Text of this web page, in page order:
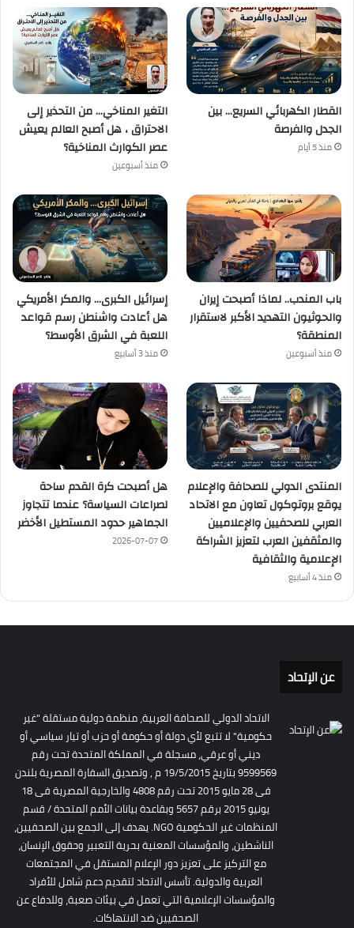
القطار الكهربائي السريع… بين
الجدل والفرصة
منذ 5 أيام
التغير المناخي… من التحذير إلى
الاحتراق ، هل أصبح العالم يعيش
عصر الكوارث المناخية؟
منذ أسبوعين
باب المندب.. لماذا أصبحت إيران
والحوثيون التهديد الأكبر لاستقرار
المنطقة؟
منذ أسبوعين
إسرائيل الكبرى… والمكر الأمريكي
هل أعادت واشنطن رسم قواعد
اللعبة في الشرق الأوسط؟
منذ 3 أسابيع
المنتدى الدولي للصحافة والإعلام
يوقع بروتوكول تعاون مع الاتحاد
العربي للصحفيين والإعلاميين
والمثقفين العرب لتعزيز الشراكة
الإعلامية والثقافية
منذ 4 أسابيع
هل أصبحت كرة القدم ساحة
لصراعات السياسة؟ عندما تتجاوز
الجماهير حدود المستطيل الأخضر
2026-07-07
عن الإتحاد
الاتحاد الدولي للصحافة العربية، منظمة دولية مستقلة "غير
حكومية" لا تتبع لأي دولة أو حكومة أو حزب أو تيار سياسي أو
ديني أو عرقي، مسجلة في المملكة المتحدة تحت رقم
9599569 بتاريخ 19/5/2015 م , وتصديق السفارة المصرية بلندن
فى 28 مايو 2015 تحت رقم 4808 والخارجية المصرية فى 18
يونيو 2015 برقم 5657 وبقاعدة بيانات الأمم المتحدة / قسم
المنظمات غير الحكومية NGO. يهدف إلى الجمع بين الصحفيين،
الناشطين، والمؤسسات المعنية بحرية التعبير وحقوق الإنسان،
مع التركيز على تعزيز دور الإعلام المستقل في المجتمعات
العربية والدولية. تأسس الاتحاد لتقديم دعم شامل للأفراد
والمؤسسات الإعلامية التي تعمل في بيئات صعبة، وللدفاع عن
الصحفيين ضد الانتهاكات.